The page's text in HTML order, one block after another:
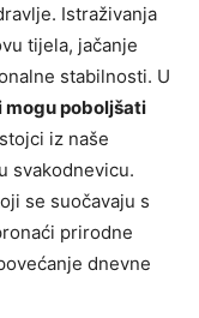
Istraživanja
tijela, jačanje
stabilnosti. U
mogu poboljšati
iz naše
svakodnevicu.
se suočavaju s
prirodne
dnevne